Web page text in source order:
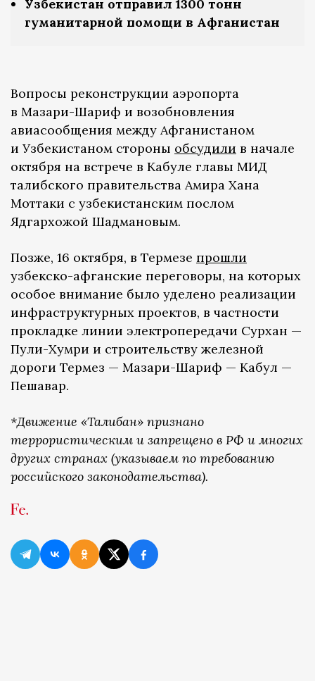
Узбекистан отправил 1300 тонн
гуманитарной помощи в Афганистан
Вопросы реконструкции аэропорта
в Мазари-Шариф и возобновления
авиасообщения между Афганистаном
и Узбекистаном стороны обсудили в начале
октября на встрече в Кабуле главы МИД
талибского правительства Амира Хана
Моттаки с узбекистанским послом
Ядгархожой Шадмановым.
Позже, 16 октября, в Термезе прошли
узбекско-афганские переговоры, на которых
особое внимание было уделено реализации
инфраструктурных проектов, в частности
прокладке линии электропередачи Сурхан —
Пули-Хумри и строительству железной
дороги Термез — Мазари-Шариф — Кабул —
Пешавар.
*Движение «Талибан» признано
террористическим и запрещено в РФ и многих
других странах (указываем по требованию
российского законодательства).